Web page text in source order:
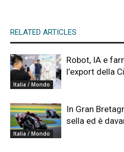
RELATED ARTICLES
Italia / Mondo
Robot, IA e
l’export della
Italia / Mondo
In Gran
sella ed è